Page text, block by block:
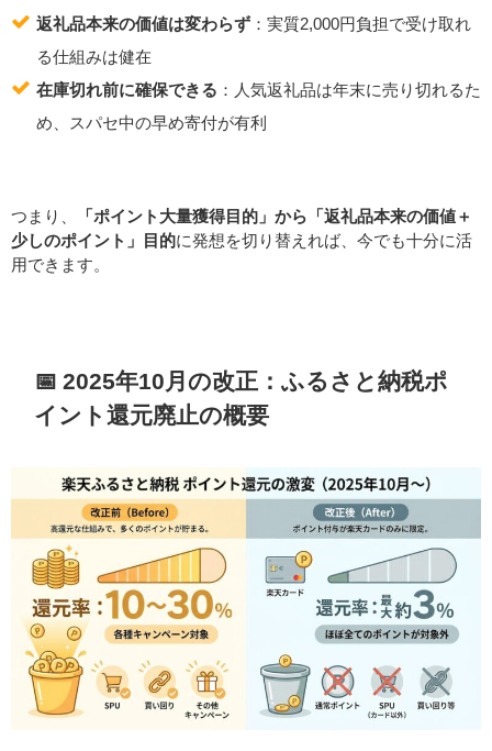
返礼品本来の価値は変わらず：実質2,000円負担で受け取れ
る仕組みは健在
在庫切れ前に確保できる ：人気返礼品は年末に売り切れるた
め、スパセ中の早め寄付が有利
つまり、
「ポイント大量獲得目的」から「返礼品本来の価値＋
少しのポイント」目的に発想を切り替えれば、今でも十分に活
用できます。
📅 2025年10月の改正：ふるさと納税ポ
イント還元廃止の概要